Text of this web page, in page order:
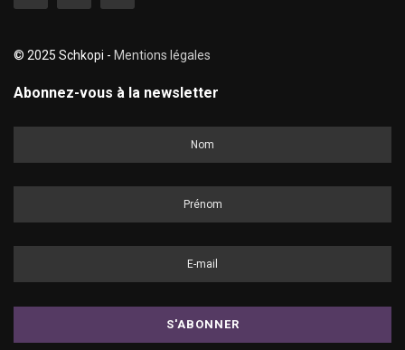
© 2025 Schkopi - Mentions légales
Abonnez-vous à la newsletter